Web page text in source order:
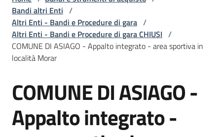
L'Agenzia
Bandi
e
di
acquisto
Bandi altri Enti /
Altri Enti - Bandi e Procedure di gara /
Altri Enti - Bandi e Procedure di gara CHIUSI /
COMUNE DI ASIAGO - Appalto integrato - area sportiva in
località Morar
Salta al contenuto
COMUNE DI ASIAGO -
Appalto integrato -